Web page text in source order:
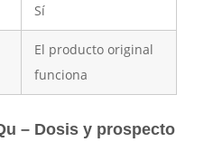
Sí
El producto original
funciona
– Dosis y prospecto